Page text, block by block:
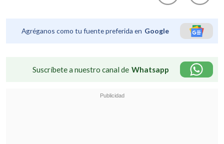
Agréganos como tu fuente preferida en Google
Suscríbete a nuestro canal de Whatsapp